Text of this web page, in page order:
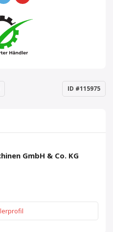
ID #115975
GmbH & Co. KG